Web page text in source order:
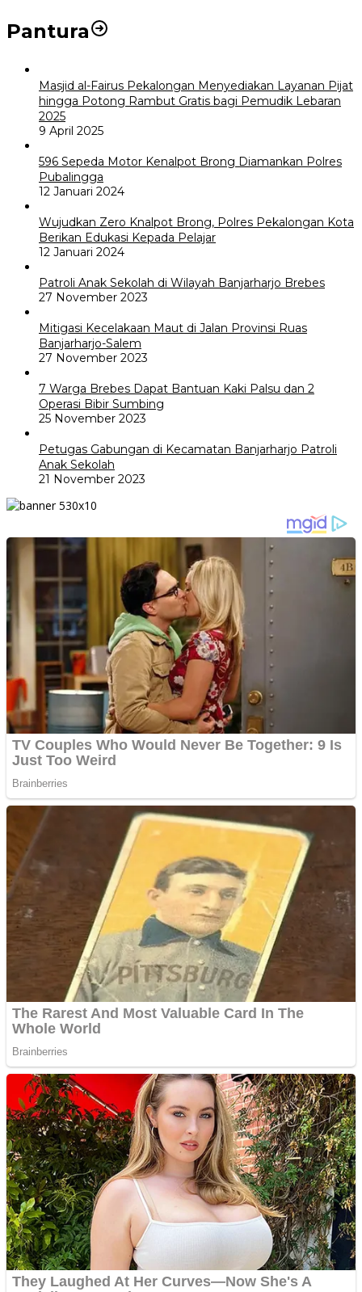
Pantura
Masjid al-Fairus Pekalongan Menyediakan Layanan Pijat
hingga Potong Rambut Gratis bagi Pemudik Lebaran
2025
9 April 2025
596 Sepeda Motor Kenalpot Brong Diamankan Polres
Pubalingga
12 Januari 2024
Wujudkan Zero Knalpot Brong, Polres Pekalongan Kota
Berikan Edukasi Kepada Pelajar
12 Januari 2024
Patroli Anak Sekolah di Wilayah Banjarharjo Brebes
27 November 2023
Mitigasi Kecelakaan Maut di Jalan Provinsi Ruas
Banjarharjo-Salem
27 November 2023
7 Warga Brebes Dapat Bantuan Kaki Palsu dan 2
Operasi Bibir Sumbing
25 November 2023
Petugas Gabungan di Kecamatan Banjarharjo Patroli
Anak Sekolah
21 November 2023